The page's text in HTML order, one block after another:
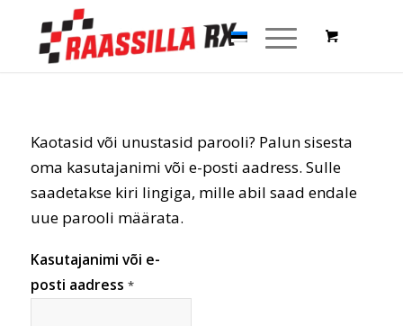
Kaotasid või unustasid parooli? Palun sisesta
oma kasutajanimi või e-posti aadress. Sulle
saadetakse kiri lingiga, mille abil saad endale
uue parooli määrata.
Kasutajanimi või e-
posti aadress *